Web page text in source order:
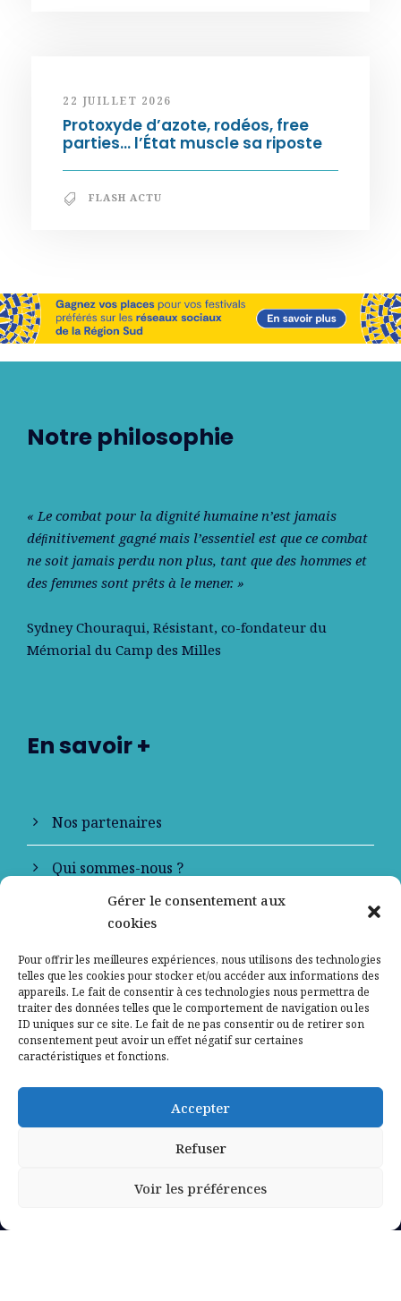
Gérer le consentement aux
cookies
Pour offrir les meilleures expériences, nous utilisons des technologies
telles que les cookies pour stocker et/ou accéder aux informations des
appareils. Le fait de consentir à ces technologies nous permettra de
traiter des données telles que le comportement de navigation ou les
ID uniques sur ce site. Le fait de ne pas consentir ou de retirer son
consentement peut avoir un effet négatif sur certaines
caractéristiques et fonctions.
Accepter
Refuser
Voir les préférences
22 JUILLET 2026
Protoxyde d’azote, rodéos, free
parties… l’État muscle sa riposte
FLASH ACTU
Notre philosophie
« Le combat pour la dignité humaine n’est jamais
déﬁnitivement gagné mais l’essentiel est que ce combat
ne soit jamais perdu non plus, tant que des hommes et
des femmes sont prêts à le mener. »
Sydney Chouraqui, Résistant, co-fondateur du
Mémorial du Camp des Milles
En savoir +
Nos partenaires
Qui sommes-nous ?
Contactez-nous
Mentions légales
Politique de confidentialité